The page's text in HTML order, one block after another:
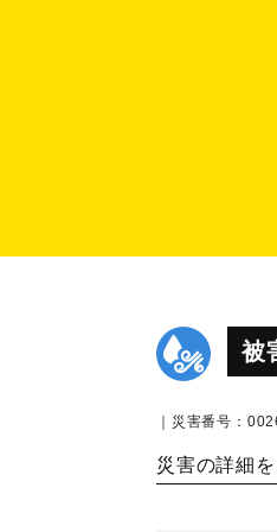
被
｜災害番号：
災害の詳細